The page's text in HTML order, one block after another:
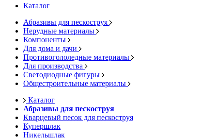
Каталог
Абразивы для пескоструя
Нерудные материалы
Компоненты
Для дома и дачи
Противогололедные материалы
Для производства
Светодиодные фигуры
Общестроительные материалы
Каталог
Абразивы для пескоструя
Кварцевый песок для пескоструя
Купершлак
Никельшлак